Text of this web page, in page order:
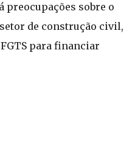
preocupações sobre o
de construção civil,
para financiar